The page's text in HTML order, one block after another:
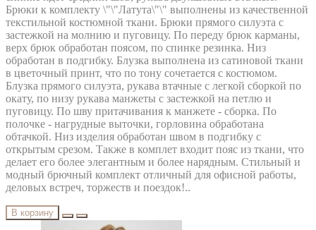
Брюки к комплекту \"\"Латута\"\" выполнены из качественной
текстильной костюмной ткани. Брюки прямого силуэта с
застежкой на молнию и пуговицу. По переду брюк карманы,
верх брюк обработан поясом, по спинке резинка. Низ
обработан в подгибку. Блузка выполнена из сатиновой ткани
в цветочный принт, что по тону сочетается с костюмом.
Блузка прямого силуэта, рукава втачные с легкой сборкой по
окату, по низу рукава манжеты с застежкой на петлю и
пуговицу. По шву притачивания к манжете - сборка. По
полочке - нагрудные выточки, горловина обработана
обтачкой. Низ изделия обработан швом в подгибку с
открытым срезом. Также в комплет входит пояс из ткани, что
делает его более элегантным и более нарядным. Стильный и
модный брючный комплект отличный для офисной работы,
деловых встреч, торжеств и поездок!..
В корзину